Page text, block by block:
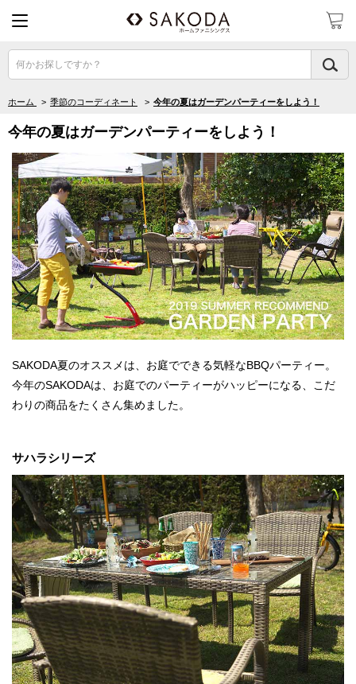
何かお探しですか？
ホーム > 季節のコーディネート > 今年の夏はガーデンパーティーをしよう！
今年の夏はガーデンパーティーをしよう！
SAKODA夏のオススメは、お庭でできる気軽なBBQパーティー。
今年のSAKODAは、お庭でのパーティーがハッピーになる、こだ
わりの商品をたくさん集めました。
サハラシリーズ